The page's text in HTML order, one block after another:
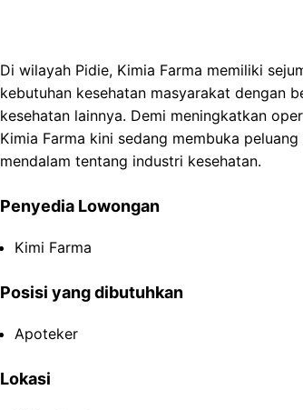
Di wilayah Pidie, Kimia Farma memiliki
kebutuhan kesehatan masyarakat dengan
kesehatan lainnya. Demi meningkatkan
Kimia Farma kini sedang membuka
mendalam tentang industri kesehatan.
Penyedia Lowongan
Kimi Farma
Posisi yang dibutuhkan
Apoteker
Lokasi